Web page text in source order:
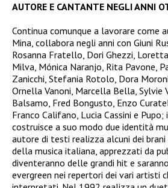
AUTORE E CANTANTE NEGLI ANNI
Continua comunque a lavorare come
Mina, collabora negli anni con Giuni
Rosanna Fratello, Dori Ghezzi,
Milva, Mónica Naranjo, Rita Pavone,
Zanicchi, Stefania Rotolo, Dora
Ornella Vanoni, Marcella Bella, Sylvie
Balsamo, Fred Bongusto, Enzo
Franco Califano, Lucia Cassini e
costruisce a suo modo due identità
autore di testi realizza alcuni dei brani
della musica italiana, apprezzati da
diventeranno delle grandi hit e
evergreen nei repertori dei vari artisti